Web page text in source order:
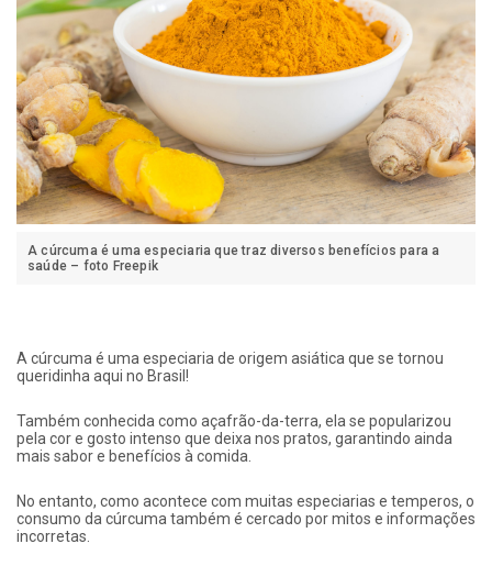
A cúrcuma é uma especiaria que traz diversos benefícios para a
saúde – foto Freepik
A cúrcuma é uma especiaria de origem asiática que se tornou
queridinha aqui no Brasil!
Também conhecida como açafrão-da-terra, ela se popularizou
pela cor e gosto intenso que deixa nos pratos, garantindo ainda
mais sabor e benefícios à comida.
No entanto, como acontece com muitas especiarias e temperos, o
consumo da cúrcuma também é cercado por mitos e informações
incorretas.